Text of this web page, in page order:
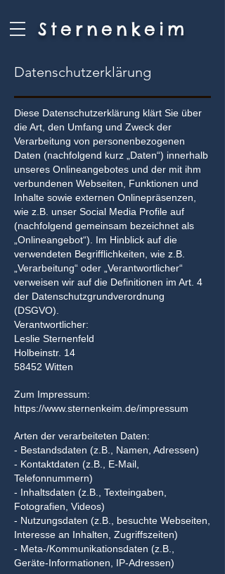
Sternenkeim
Datenschutzerklärung
Diese Datenschutzerklärung klärt Sie über
die Art, den Umfang und Zweck der
Verarbeitung von personenbezogenen
Daten (nachfolgend kurz „Daten“) innerhalb
unseres Onlineangebotes und der mit ihm
verbundenen Webseiten, Funktionen und
Inhalte sowie externen Onlinepräsenzen,
wie z.B. unser Social Media Profile auf
(nachfolgend gemeinsam bezeichnet als
„Onlineangebot“). Im Hinblick auf die
verwendeten Begrifflichkeiten, wie z.B.
„Verarbeitung“ oder „Verantwortlicher“
verweisen wir auf die Definitionen im Art. 4
der Datenschutzgrundverordnung
(DSGVO).
Verantwortlicher:
Leslie Sternenfeld
Holbeinstr. 14
58452 Witten
Zum Impressum:
https://www.sternenkeim.de/impressum
Arten der verarbeiteten Daten:
- Bestandsdaten (z.B., Namen, Adressen)
- Kontaktdaten (z.B., E-Mail,
Telefonnummern)
- Inhaltsdaten (z.B., Texteingaben,
Fotografien, Videos)
- Nutzungsdaten (z.B., besuchte Webseiten,
Interesse an Inhalten, Zugriffszeiten)
- Meta-/Kommunikationsdaten (z.B.,
Geräte-Informationen, IP-Adressen)